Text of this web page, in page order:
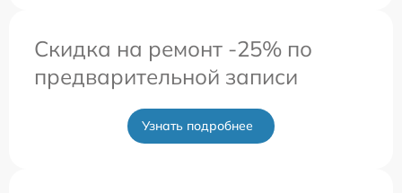
Скидка на ремонт -25% по
предварительной записи
Узнать подробнее